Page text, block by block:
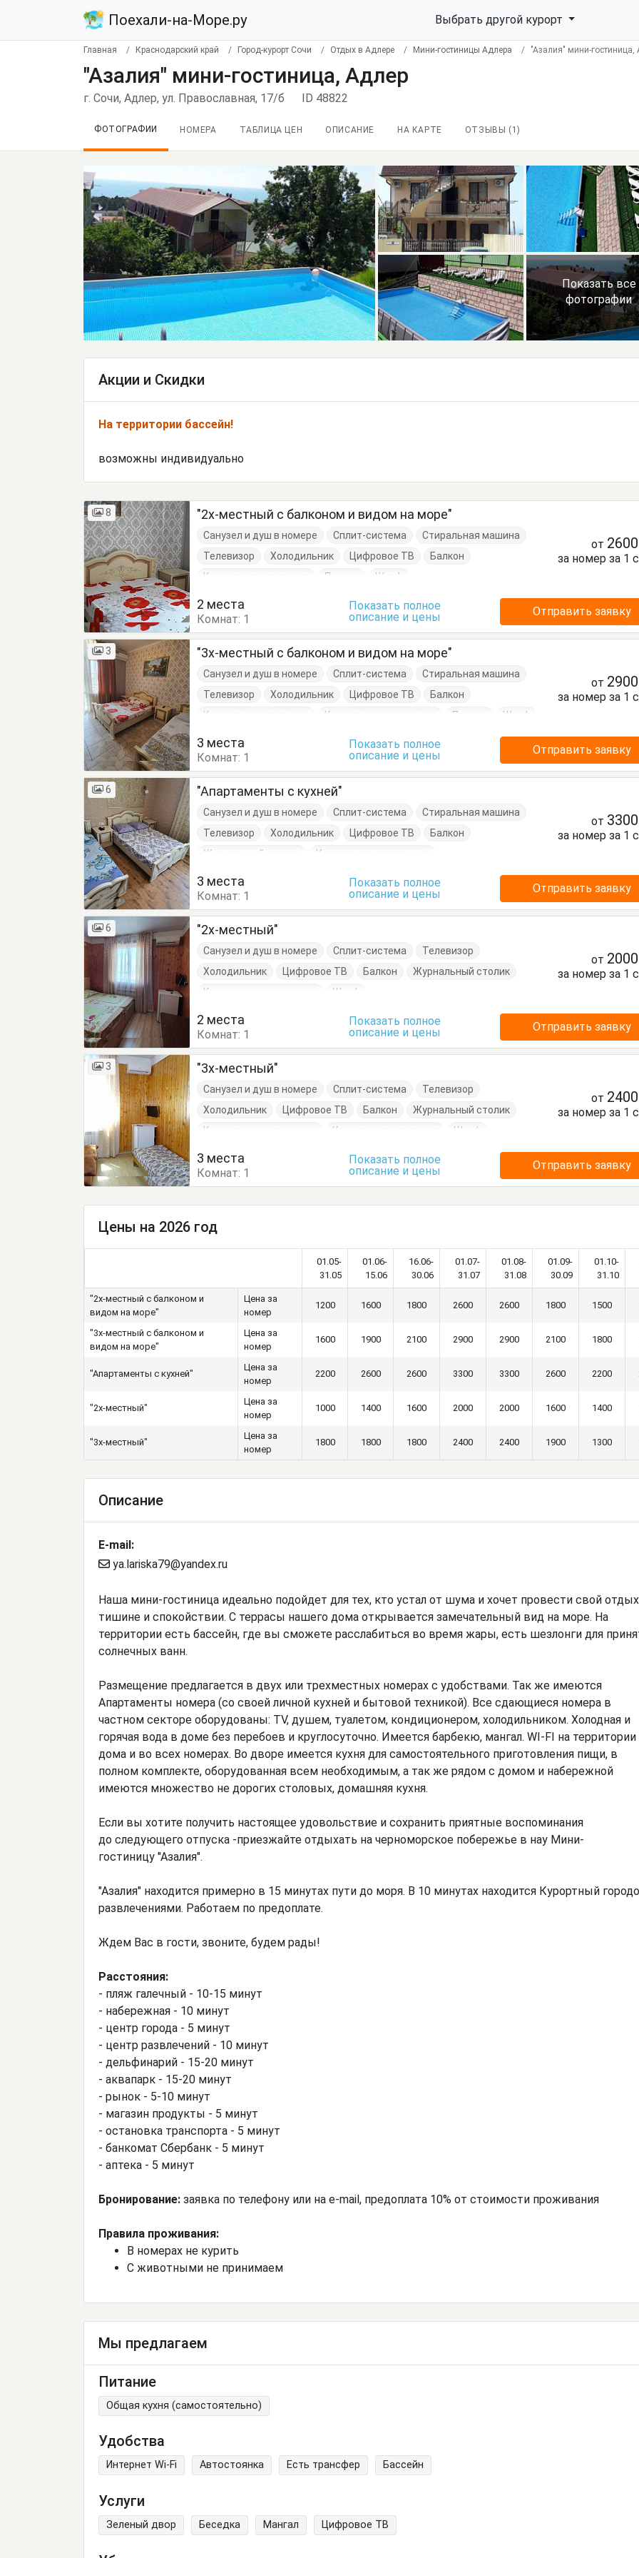
Поехали-на-Море.ру Выбрать другой курорт
Главная Краснодарский край Город-курорт Сочи Отдых в Адлере Мини-гостиницы Адлера "Азалия" мини-гостиница,
"Азалия" мини-гостиница, Адлер
г. Сочи, Адлер, ул. Православная, 17/б ID 48822
ФОТОГРАФИИ НОМЕРА ТАБЛИЦА ЦЕН ОПИСАНИЕ НА КАРТЕ ОТЗЫВЫ ( 1)
Показать все
фотографии
Акции и Скидки
На территории бассейн!
возможны индивидуально
8 "2х-местный с балконом и видом на море"
Санузел и душ в номере Сплит-система
Стиральная машина
Телевизор
Холодильник Цифровое ТВ
Балкон
Кровать двуспальная
Посуда Шкаф
от 2600
за номер за 1
2 места
Комнат: 1
Показать полное
описание и цены
Отправить заявку
3 "3х-местный с балконом и видом на море"
Санузел и душ в номере Сплит-система
Стиральная машина
Телевизор
Холодильник Цифровое ТВ
Балкон
Кровать двуспальная
Кровать односпальная Посуда Шкаф
от 2900
за номер за 1
3 места
Комнат: 1
Показать полное
описание и цены
Отправить заявку
6 "Апартаменты с кухней"
Санузел и душ в номере Сплит-система
Стиральная машина
Телевизор
Холодильник Цифровое ТВ
Балкон
Журнальный столик
Кровати односпальные
Посуда
Шкаф
от 3300
за номер за 1
3 места
Комнат: 1
Показать полное
описание и цены
Отправить заявку
6 "2х-местный"
Санузел и душ в номере Сплит-система
Телевизор
Холодильник
Цифровое ТВ Балкон
Журнальный столик
Кровати односпальные
Шкаф
от 2000
за номер за 1
2 места
Комнат: 1
Показать полное
описание и цены
Отправить заявку
3 "3х-местный"
Санузел и душ в номере Сплит-система
Телевизор
Холодильник
Цифровое ТВ Балкон
Журнальный столик
Кровати односпальные
Кровать двуспальная Шкаф
от 2400
за номер за 1
3 места
Комнат: 1
Показать полное
описание и цены
Отправить заявку
Цены на 2026 год
01.05-
31.05
01.06-
15.06
16.06-
30.06
01.07-
31.07
01.08-
31.08
01.09-
30.09
01.10-
31.10
"2х-местный с балконом и
видом на море"
Цена за
номер
1200 1600 1800 2600 2600 1800 1500
"3х-местный с балконом и
видом на море"
Цена за
номер
1600 1900 2100 2900 2900 2100 1800
"Апартаменты с кухней"
Цена за
номер
2200 2600 2600 3300 3300 2600 2200
"2х-местный"
Цена за
номер
1000 1400 1600 2000 2000 1600 1400
"3х-местный"
Цена за
номер
1800 1800 1800 2400 2400 1900 1300
Описание
E-mail:
ya.lariska79@yandex.ru
Наша мини-гостиница идеально подойдет для тех, кто устал от шума и хочет провести свой
тишине и спокойствии. С террасы нашего дома открывается замечательный вид на море. На
территории есть бассейн, где вы сможете расслабиться во время жары, есть шезлонги для
солнечных ванн.
Размещение предлагается в двух или трехместных номерах с удобствами. Так же имеются
Апартаменты номера (со своей личной кухней и бытовой техникой). Все сдающиеся номера в
частном секторе оборудованы: TV, душем, туалетом, кондиционером, холодильником. Холодная и
горячая вода в доме без перебоев и круглосуточно. Имеется барбекю, мангал. WI-FI на территории
дома и во всех номерах. Во дворе имеется кухня для самостоятельного приготовления пищи, в
полном комплекте, оборудованная всем необходимым, а так же рядом с домом и набережной
имеются множество не дорогих столовых, домашняя кухня.
Если вы хотите получить настоящее удовольствие и сохранить приятные воспоминания
до следующего отпуска -приезжайте отдыхать на черноморское побережье в нау Мини-
гостиницу "Азалия".
"Азалия" находится примерно в 15 минутах пути до моря. В 10 минутах находится Курортный
развлечениями. Работаем по предоплате.
Ждем Вас в гости, звоните, будем рады!
Расстояния:
- пляж галечный - 10-15 минут
- набережная - 10 минут
- центр города - 5 минут
- центр развлечений - 10 минут
- дельфинарий - 15-20 минут
- аквапарк - 15-20 минут
- рынок - 5-10 минут
- магазин продукты - 5 минут
- остановка транспорта - 5 минут
- банкомат Сбербанк - 5 минут
- аптека - 5 минут
Бронирование: заявка по телефону или на e-mail, предоплата 10% от стоимости проживания
Правила проживания:
В номерах не курить
С животными не принимаем
Мы предлагаем
Питание
Общая кухня (самостоятельно)
Удобства
Интернет Wi-Fi Автостоянка Есть трансфер Бассейн
Услуги
Зеленый двор Беседка Мангал Цифровое ТВ